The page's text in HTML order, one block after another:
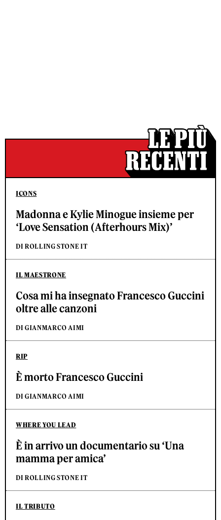
ICONS
Madonna e Kylie Minogue insieme per
‘Love Sensation (Afterhours Mix)’
DI ROLLING STONE IT
IL MAESTRONE
Cosa mi ha insegnato Francesco Guccini
oltre alle canzoni
DI GIANMARCO AIMI
RIP
È morto Francesco Guccini
DI GIANMARCO AIMI
WHERE YOU LEAD
È in arrivo un documentario su ‘Una
mamma per amica’
DI ROLLING STONE IT
IL TRIBUTO